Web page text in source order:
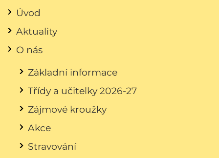
Úvod
Aktuality
O nás
Základní informace
Třídy a učitelky 2026-27
Zájmové kroužky
Akce
Stravování